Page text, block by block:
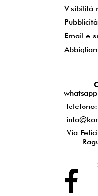
Visibilità
Email e
Via